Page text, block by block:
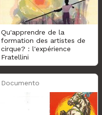
Qu'apprendre de la
formation des artistes de
cirque? : l'expérience
Fratellini
Documento